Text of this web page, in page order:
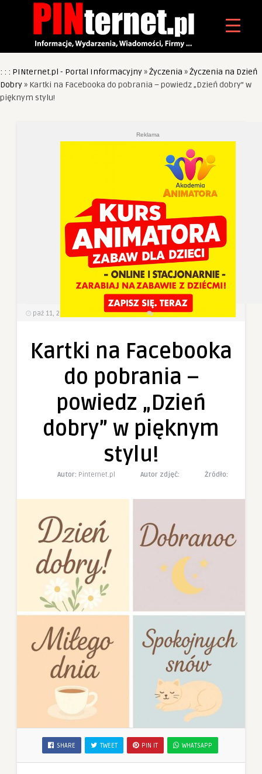
: : : PINternet.pl - Portal Informacyjny»Życzenia »Życzenia na Dzień
Dobry» Kartki na Facebooka do pobrania – powiedz „Dzień dobry” w
pięknym stylu!
Reklama
paź 11, 2025 Wyświetlenia 0 Komentarzy
Kartki na Facebooka
do pobrania –
powiedz „Dzień
dobry” w pięknym
stylu!
Autor: Pinternet.pl Autor zdjęć: Żródło:
SHARE TWEET PIN IT WHATSAPP